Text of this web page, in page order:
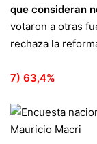
que consideran
votaron a otras
rechaza la
7) 63,4%